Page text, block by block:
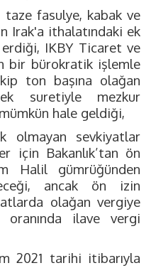
taze fasulye, kabak ve
Irak'a ithalatındaki ek
erdiği, IKBY Ticaret ve
bir bürokratik işlemle
ton başına olağan
suretiyle mezkur
hale geldiği,
olmayan sevkiyatlar
için Bakanlık’tan ön
Halil gümrüğünden
ancak ön izin
olağan vergiye
ilave vergi
2021 tarihi itibarıyla